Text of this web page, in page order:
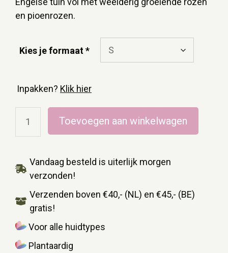
en pioenrozen.
Kies je formaat
Inpakken? Klik hier
Toevoegen aan winkelwagen
Vandaag besteld is uiterlijk morgen
verzonden!
Verzenden boven €40,- (NL) en €45,- (BE)
gratis!
Voor alle huidtypes
Plantaardig